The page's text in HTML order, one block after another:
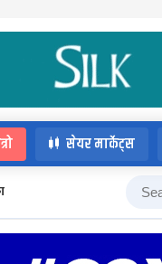
सेयर मार्केट्स